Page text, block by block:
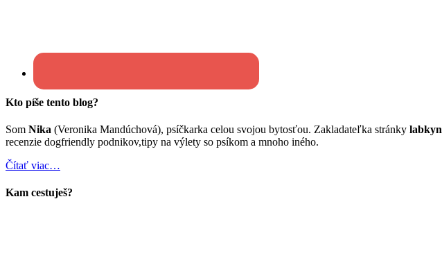
Kto píše tento blog?
Som Nika (Veronika Mandúchová), psíčkarka celou svojou bytosťou. Zakladateľka stránky
recenzie dogfriendly podnikov,tipy na výlety so psíkom a mnoho iného.
Čítať viac…
Kam cestuješ?